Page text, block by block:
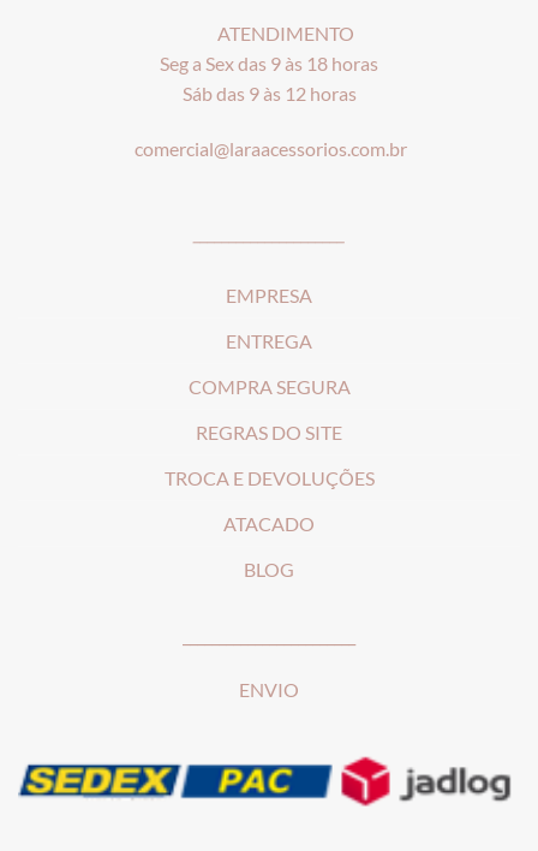
ATENDIMENTO
Seg a Sex das 9 às 18 horas
Sáb das 9 às 12 horas
comercial@laraacessorios.com.br
EMPRESA
ENTREGA
COMPRA SEGURA
REGRAS DO SITE
TROCA E DEVOLUÇÕES
ATACADO
BLOG
ENVIO